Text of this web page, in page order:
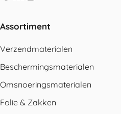
Assortiment
Verzendmaterialen
Beschermingsmaterialen
Omsnoeringsmaterialen
Folie & Zakken